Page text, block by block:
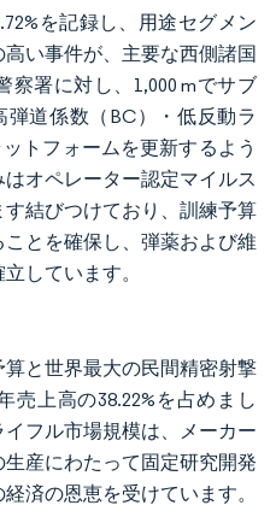
を記録し、用途セグメン
い事件が、主要な西側諸国
察署に対し、1,000 mでサブ
弾道係数（BC）・低反動ラ
トフォームを更新するよう
オペレーター認定マイルス
す結びつけており、訓練予算
とを確保し、弾薬および維
しています。
と世界最大の民間精密射撃
売上高の38.22%を占めまし
フル市場規模は、メーカー
産にわたって固定研究開発
済の恩恵を受けています。